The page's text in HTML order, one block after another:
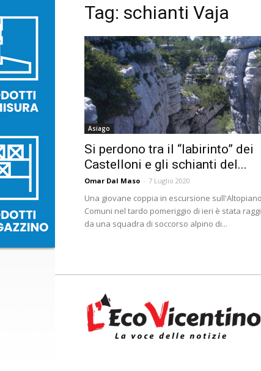
Tag: schianti Vaja
Asiago
Si perdono tra il “labirinto” dei
Castelloni e gli schianti del...
Omar Dal Maso - 7 Luglio 2020
Una giovane coppia in escursione
Comuni nel tardo pomeriggio di ieri è stata
da una squadra di soccorso alpino di...